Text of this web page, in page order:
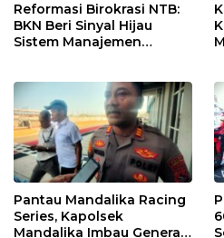
Reformasi Birokrasi NTB:
BKN Beri Sinyal Hijau
Sistem Manajemen
Pantau Mandalika Racing
Series, Kapolsek
Mandalika Imbau Generasi